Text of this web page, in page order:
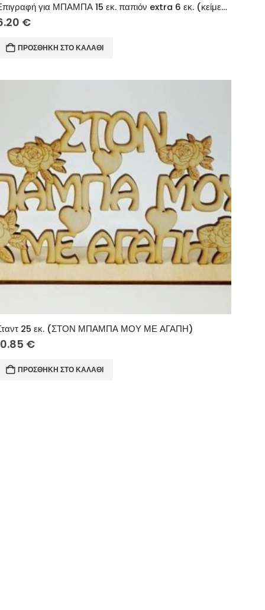
Επιγραφή για ΜΠΑΜΠΑ 15 εκ. παπιόν extra 6 εκ. (κείμενο επιλογής σας)
€
ΠΡΟΣΘΉΚΗ ΣΤΟ ΚΑΛΆΘΙ
25 εκ. (ΣΤΟΝ ΜΠΑΜΠΑ ΜΟΥ ΜΕ ΑΓΑΠΗ)
€
ΠΡΟΣΘΉΚΗ ΣΤΟ ΚΑΛΆΘΙ